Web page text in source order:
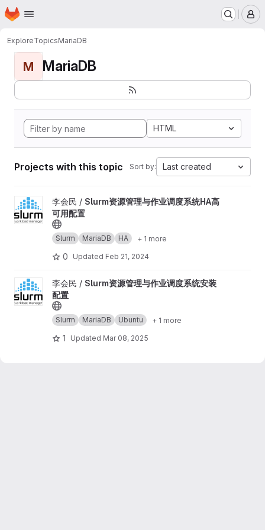
Skip to main content
Homepage
ExploreTopicsMariaDB
M MariaDB
HTML
Projects with this topic Sort by: Last created
View Slurm资源管理与作业调度系统HA高可用配置 project
李会民 / Slurm资源管理与作业调度系统HA高
可用配置
Slurm MariaDB HA + 1 more
0 Updated Feb 21, 2024
View Slurm资源管理与作业调度系统安装配置 project
李会民 / Slurm资源管理与作业调度系统安装
配置
Slurm MariaDB Ubuntu + 1 more
1 Updated Mar 08, 2025